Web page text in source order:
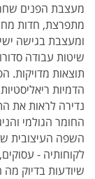
מעצבת הפנים
מתפרצת, חדות
ומעצבת בגישה
שיטות עבודה
תוצאות מדויקות.
הדמיות
נדירה לראות את
החומר הגולמי
השפה העיצובית
לקוחותיה -
שיודעות בדיוק מה